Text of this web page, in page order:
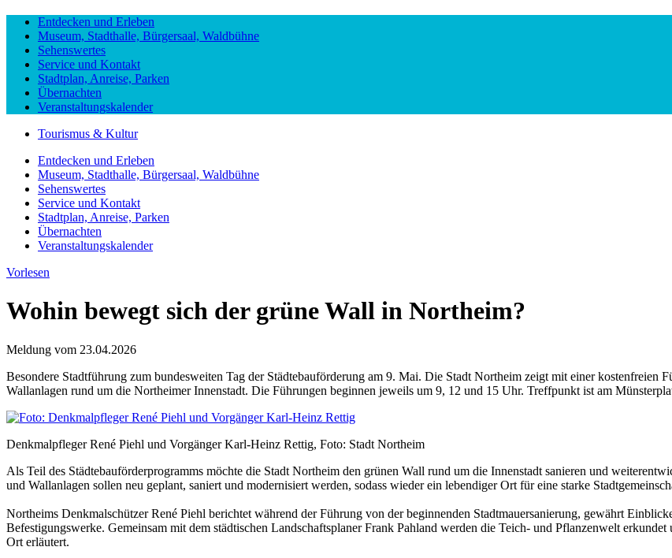
Entdecken und Erleben
Museum, Stadthalle, Bürgersaal, Waldbühne
Sehenswertes
Service und Kontakt
Stadtplan, Anreise, Parken
Übernachten
Veranstaltungskalender
Tourismus & Kultur
Entdecken und Erleben
Museum, Stadthalle, Bürgersaal, Waldbühne
Sehenswertes
Service und Kontakt
Stadtplan, Anreise, Parken
Übernachten
Veranstaltungskalender
Vorlesen
Wohin bewegt sich der grüne Wall in Northeim?
Meldung vom 23.04.2026
Besondere Stadtführung zum bundesweiten Tag der Städtebauförderung am 9. Mai. Die Stadt Northeim zeigt mit einer kostenfreien
Wallanlagen rund um die Northeimer Innenstadt. Die Führungen beginnen jeweils um 9, 12 und 15 Uhr. Treffpunkt ist am
Denkmalpfleger René Piehl und Vorgänger Karl-Heinz Rettig, Foto: Stadt Northeim
Als Teil des Städtebauförderprogramms möchte die Stadt Northeim den grünen Wall rund um die Innenstadt sanieren und
und Wallanlagen sollen neu geplant, saniert und modernisiert werden, sodass wieder ein lebendiger Ort für eine starke
Northeims Denkmalschützer René Piehl berichtet während der Führung von der beginnenden Stadtmauersanierung, gewährt
Befestigungswerke. Gemeinsam mit dem städtischen Landschaftsplaner Frank Pahland werden die Teich- und Pflanzenwelt
Ort erläutert.